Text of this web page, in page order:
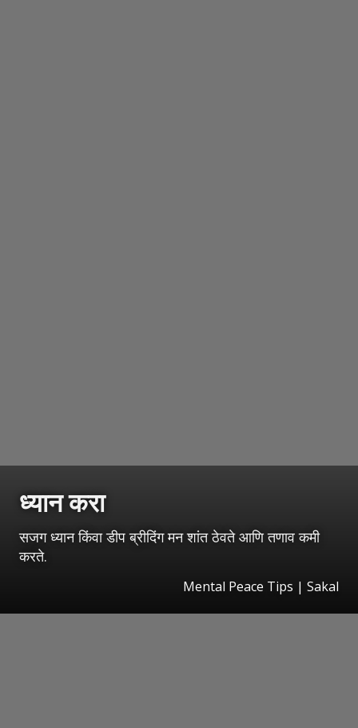
ध्यान करा
सजग ध्यान किंवा डीप ब्रीदिंग मन शांत ठेवते आणि तणाव कमी
करते.
Mental Peace Tips | Sakal